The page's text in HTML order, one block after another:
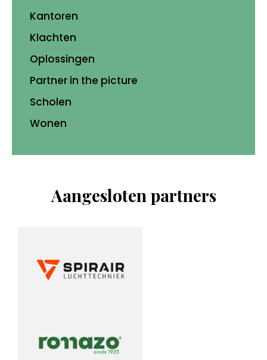
Kantoren
Klachten
Oplossingen
Partner in the picture
Scholen
Wonen
Aangesloten partners